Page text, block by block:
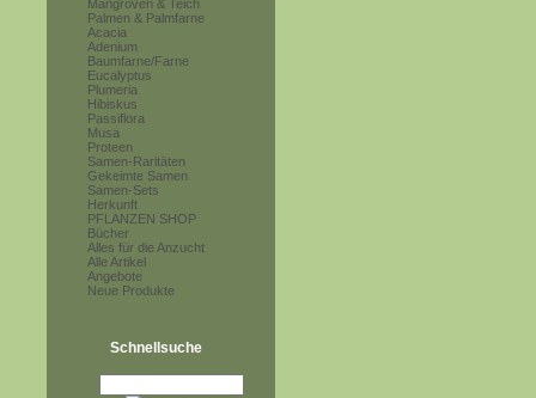
Mangroven & Teich
Palmen & Palmfarne
Acacia
Adenium
Baumfarne/Farne
Eucalyptus
Plumeria
Hibiskus
Passiflora
Musa
Proteen
Samen-Raritäten
Gekeimte Samen
Samen-Sets
Herkunft
PFLANZEN SHOP
Bücher
Alles für die Anzucht
Alle Artikel
Angebote
Neue Produkte
Schnellsuche